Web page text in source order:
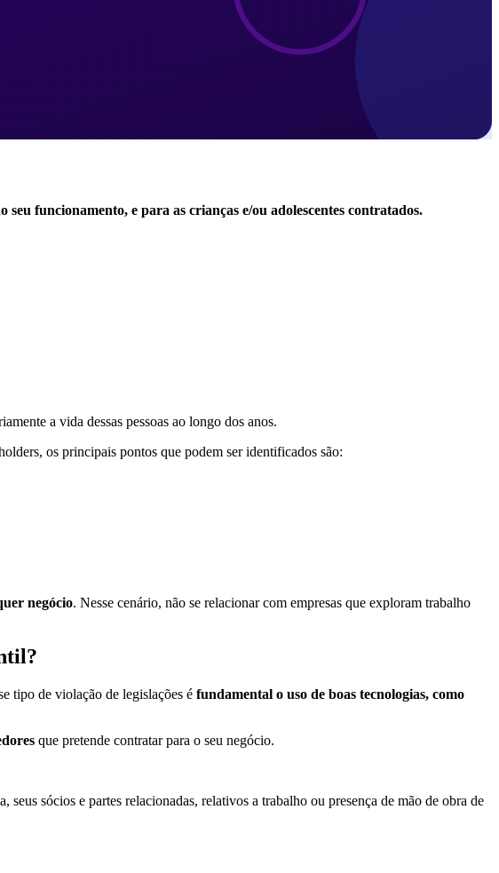
seu funcionamento, e para as crianças e/ou adolescentes contratados.
a vida dessas pessoas ao longo dos anos.
os principais pontos que podem ser identificados são:
negócio. Nesse cenário, não se relacionar com empresas que exploram trabalho
tipo de violação de legislações é fundamental o uso de boas tecnologias, como
que pretende contratar para o seu negócio.
sócios e partes relacionadas, relativos a trabalho ou presença de mão de obra de